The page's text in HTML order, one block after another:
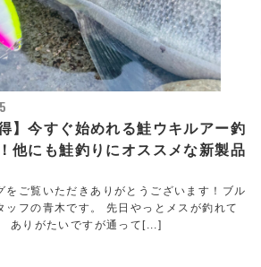
】今すぐ始めれる鮭ウキルアー釣
他にも鮭釣りにオススメな新製品
をご覧いただきありがとうございます！ブル
ッフの青木です。 先日やっとメスが釣れて
ありがたいですが通って[...]